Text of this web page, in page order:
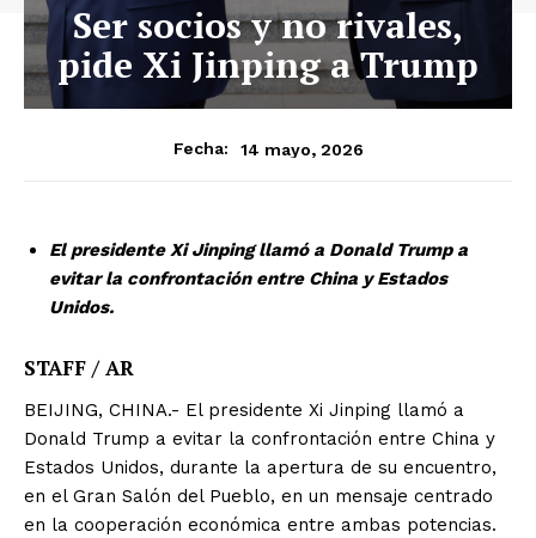
Ser socios y no rivales,
pide Xi Jinping a Trump
Fecha: 14 mayo, 2026
El presidente Xi Jinping llamó a Donald Trump a
evitar la confrontación entre China y Estados
Unidos.
STAFF / AR
BEIJING, CHINA.- El presidente Xi Jinping llamó a
Donald Trump a evitar la confrontación entre China y
Estados Unidos, durante la apertura de su encuentro,
en el Gran Salón del Pueblo, en un mensaje centrado
en la cooperación económica entre ambas potencias.